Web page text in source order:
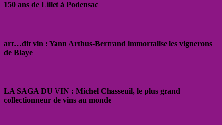
150 ans de Lillet à Podensac
art…dit vin : Yann Arthus-Bertrand immortalise les vignerons
de Blaye
LA SAGA DU VIN : Michel Chasseuil, le plus grand
collectionneur de vins au monde